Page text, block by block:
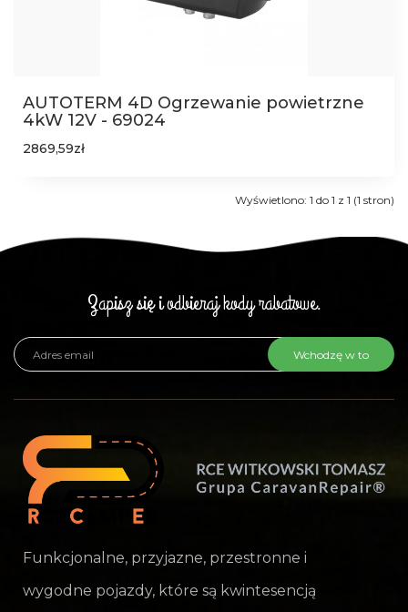
AUTOTERM 4D Ogrzewanie powietrzne
4kW 12V - 69024
2869,59zł
Wyświetlono: 1 do 1 z 1 (1 stron)
Zapisz się i odbieraj kody rabatowe.
Wchodzę w to
Funkcjonalne, przyjazne, przestronne i
wygodne pojazdy, które są kwintesencją